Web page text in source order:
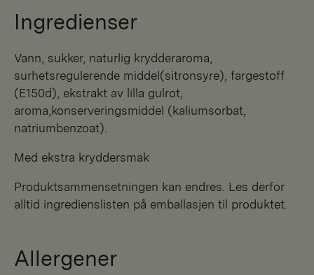
Ingredienser
Vann, sukker, naturlig krydderaroma,
surhetsregulerende middel(sitronsyre), fargestoff
(E150d), ekstrakt av lilla gulrot,
aroma,konserveringsmiddel (kaliumsorbat,
natriumbenzoat).
Med ekstra kryddersmak
Produktsammensetningen kan endres. Les derfor
alltid ingredienslisten på emballasjen til produktet.
Allergener